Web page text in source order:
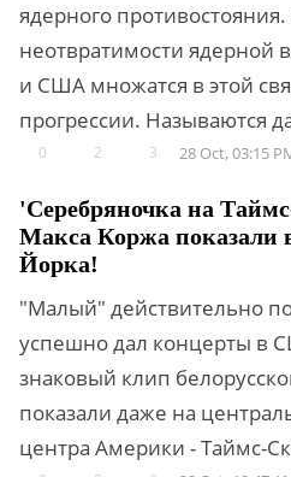
ядерного
неотвратимости ядерной
и США множатся в этой
прогрессии. Называются
0 2 3 28 Oct, 03:15
'Серебряночка на
Макса Коржа показали
Йорка!
"Малый" действительно
успешно дал концерты в
знаковый клип
показали даже на
центра Америки - Таймс-